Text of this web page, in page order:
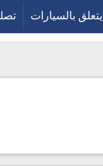
بالسيارات
الربح من اليوتيوب